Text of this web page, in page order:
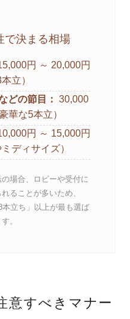
で決まる相場
円 ～ 20,000円
立）
どの節目： 30,000
華な5本立）
円 ～ 15,000円
ディサイズ）
場合、ロビーや受付に
ることが多いため、
立ち」以上が最も選ば
。
意すべきマナー